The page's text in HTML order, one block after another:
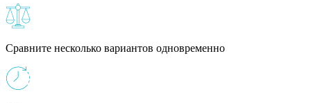
Сравните несколько вариантов одновременно